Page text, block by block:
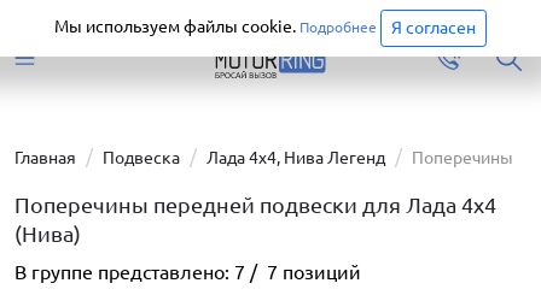
Перейти
Главная Подвеска Лада 4х4, Нива Легенд Поперечины
Поперечины передней подвески для Лада 4х4
(Нива)
В группе представлено: 7 / 7 позиций
Мы используем файлы cookie. Подробнее Я согласен